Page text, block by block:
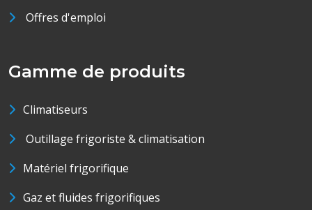
Offres d'emploi
Gamme de produits
Climatiseurs
Outillage frigoriste & climatisation
Matériel frigorifique
Gaz et fluides frigorifiques